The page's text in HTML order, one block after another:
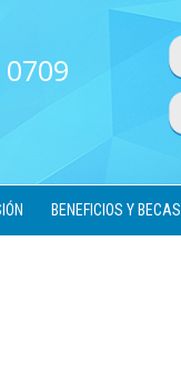
BENEFICIOS Y BECAS